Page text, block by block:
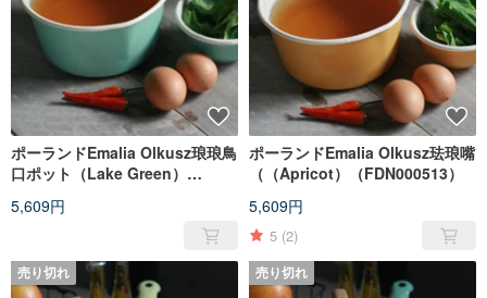
ポーランドEmalia Olkusz琅琅鳥
口ポット（Lake Green）
5,609円
ポーランドEmalia Olkusz珐琅嘴
（（Apricot）（FDN000513）
5,609円
5 (2)
売り切れ 売り切れ